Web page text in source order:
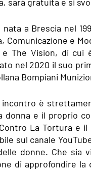
nata a Brescia nel
Comunicazione e
e The Vision, di
nel 2020 il suo
Bompiani
incontro è
donna e il proprio
La Tortura e
sul canale
donne. Che sia
di approfondire